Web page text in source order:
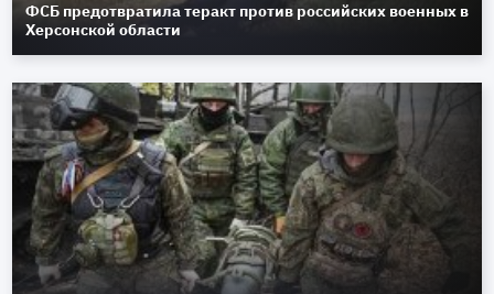
ФСБ предотвратила теракт против российских военных в
Херсонской области